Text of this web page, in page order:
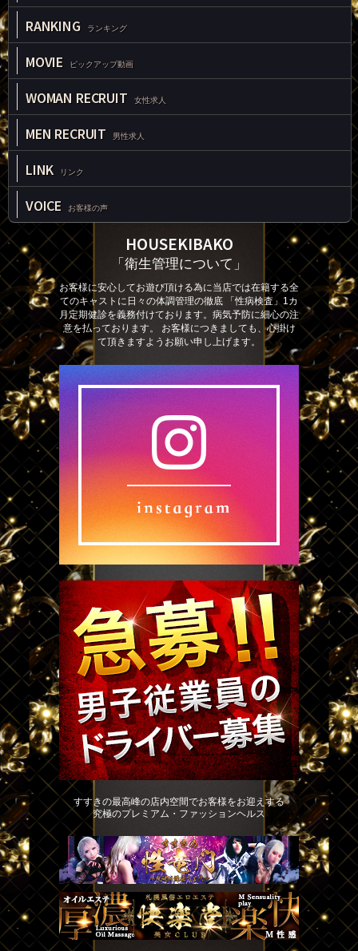
RANKING ランキング
MOVIE ピックアップ動画
WOMAN RECRUIT 女性求人
MEN RECRUIT 男性求人
LINK リンク
VOICE お客様の声
HOUSEKIBAKO
「衛生管理について」
お客様に安心してお遊び頂ける為に当店では在籍する全
てのキャストに日々の体調管理の徹底 「性病検査」1カ
月定期健診を義務付けております。病気予防に細心の注
意を払っております。 お客様につきましても、心掛け
て頂きますようお願い申し上げます。
すすきの最高峰の店内空間でお客様をお迎えする
究極のプレミアム・ファッションヘルス